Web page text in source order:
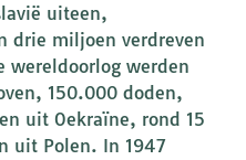
uiteen,
drie miljoen verdreven
wereldoorlog werden
150.000 doden,
uit Oekraïne, rond 15
uit Polen. In 1947